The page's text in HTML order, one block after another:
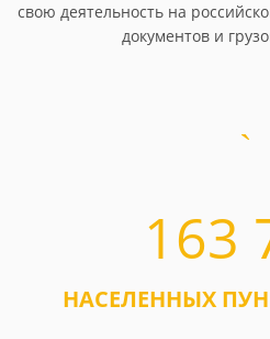
свою деятельность на
документов и
163
НАСЕЛЕННЫХ